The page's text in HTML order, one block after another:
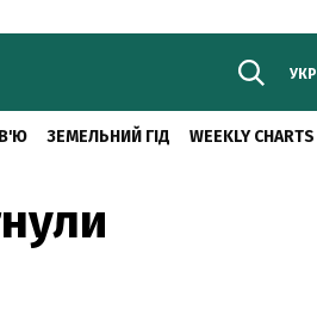
УКР
ЗЕМЕЛЬНИЙ ГІД WEEKLY CHARTS